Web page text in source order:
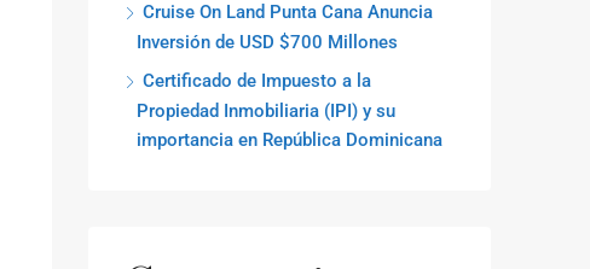
Cruise On Land Punta Cana Anuncia
Inversión de USD $700 Millones
Certificado de Impuesto a la
Propiedad Inmobiliaria (IPI) y su
importancia en República Dominicana